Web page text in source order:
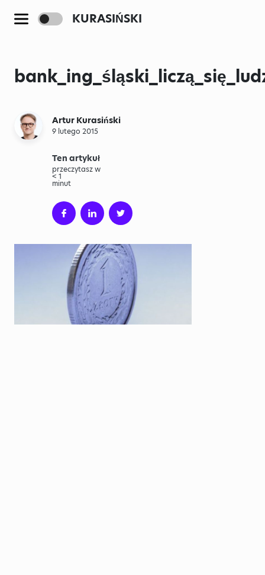
KURASIŃSKI
Artur Kurasiński
9 lutego 2015
Ten artykuł
przeczytasz w
< 1
minut